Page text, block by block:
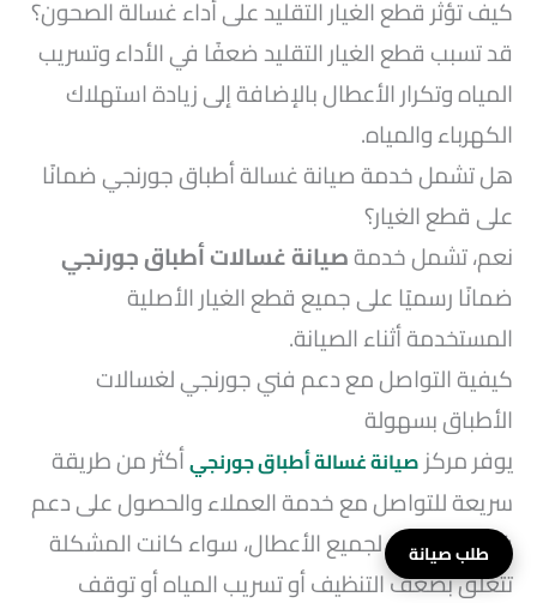
طلب صيانة
كيف تؤثر قطع الغيار التقليد على أداء غسالة الصحون؟
قد تسبب قطع الغيار التقليد ضعفًا في الأداء وتسريب
المياه وتكرار الأعطال بالإضافة إلى زيادة استهلاك
الكهرباء والمياه.
هل تشمل خدمة صيانة غسالة أطباق جورنجي ضمانًا
على قطع الغيار؟
نعم، تشمل خدمةصيانة غسالات أطباق جورنجي
ضمانًا رسميًا على جميع قطع الغيار الأصلية
المستخدمة أثناء الصيانة.
كيفية التواصل مع دعم فني جورنجي لغسالات
الأطباق بسهولة
يوفر مركزصيانة غسالة أطباق جورنجيأكثر من طريقة
سريعة للتواصل مع خدمة العملاء والحصول على دعم
فني متخصص لجميع الأعطال، سواء كانت المشكلة
تتعلق بضعف التنظيف أو تسريب المياه أو توقف